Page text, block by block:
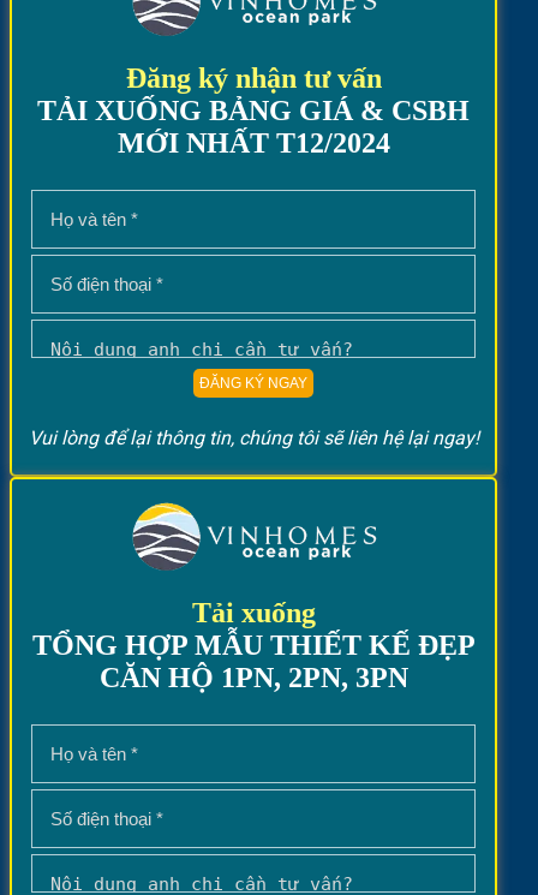
Đăng ký nhận tư vấn
TẢI XUỐNG BẢNG GIÁ & CSBH
MỚI NHẤT T12/2024
Vui lòng để lại thông tin, chúng tôi sẽ liên hệ lại ngay!
Tải xuống
TỔNG HỢP MẪU THIẾT KẾ ĐẸP
CĂN HỘ 1PN, 2PN, 3PN